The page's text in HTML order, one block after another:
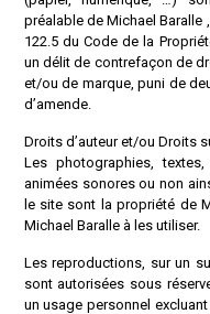
préalable de Michael Baralle
122.5 du Code de la
un délit de contrefaçon de
et/ou de marque, puni de
d’amende.
Droits d’auteur et/ou Droits
Les photographies,
animées sonores ou non
le site sont la propriété de
Michael Baralle à les utiliser.
Les reproductions, sur un
sont autorisées sous
un usage personnel